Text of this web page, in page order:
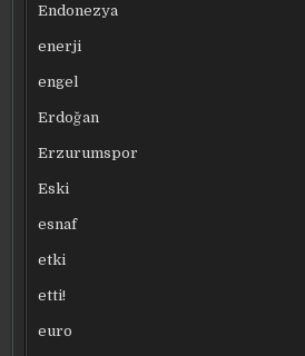
Endonezya
enerji
engel
Erdoğan
Erzurumspor
Eski
esnaf
etki
etti!
euro